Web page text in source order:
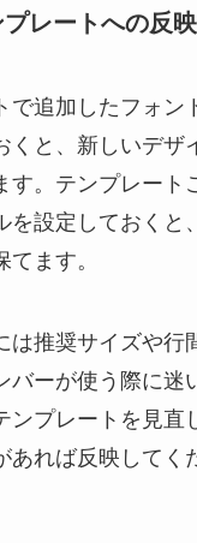
レートへの反
で追加したフォン
くと、新しいデザ
す。テンプレート
を設定しておくと
ます。
は推奨サイズや行
バーが使う際に迷
ンプレートを見直
あれば反映してく